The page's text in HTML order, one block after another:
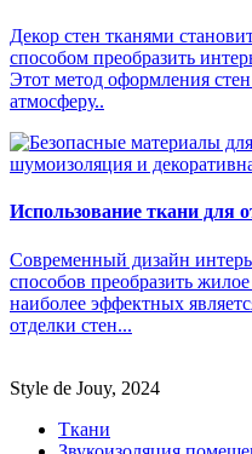
Декор стен тканями
способом преобразить
Этот метод оформления
атмосферу..
Использование ткани для
Современный дизайн
способов преобразить
наиболее эффектных
отделки стен...
Style de Jouy, 2024
Ткани